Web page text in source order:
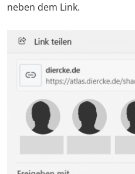
neben dem Link.